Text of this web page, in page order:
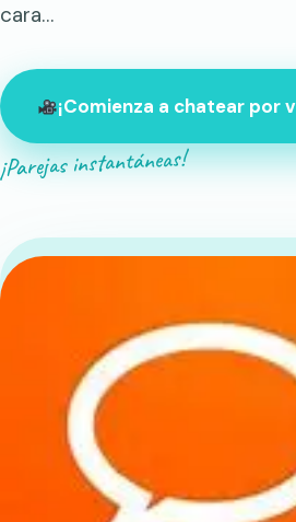
cara…
¡Comienza a chatear por
¡Parejas instantáneas!